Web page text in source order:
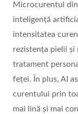
Microcurentul din
inteligență
intensitatea
rezistența pielii
tratament
feței. În plus, AI
curentului prin
mai lină și mai